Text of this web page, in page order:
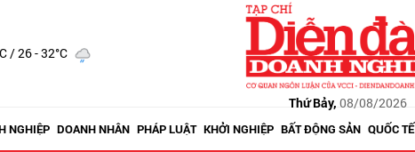
/ 26 - 32°C
Thứ Bảy, 08/08/2026
NGHIỆP DOANH NHÂN PHÁP LUẬT KHỞI NGHIỆP BẤT ĐỘNG SẢN QUỐC TẾ